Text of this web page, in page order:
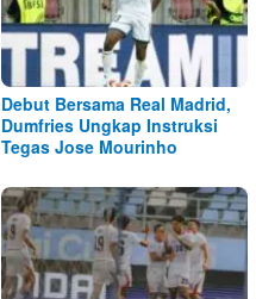
Debut Bersama Real Madrid,
Dumfries Ungkap Instruksi
Tegas Jose Mourinho